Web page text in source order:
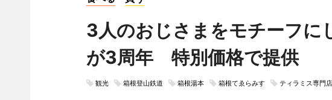
3人のおじさまをモチーフに
が3周年 特別価格で提供
観光 箱根登山鉄道 箱根湯本 箱根てゑらみす ティラミス専門